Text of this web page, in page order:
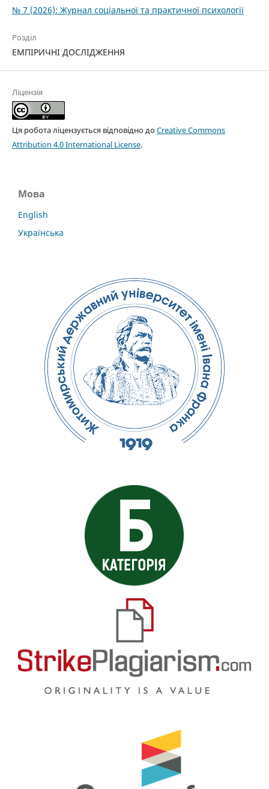
№ 7 (2026): Журнал соціальної та практичної психології
Розділ
ЕМПІРИЧНІ ДОСЛІДЖЕННЯ
Ліцензія
Ця робота ліцензується відповідно доCreative Commons
Attribution 4.0 International License.
Мова
English
Українська